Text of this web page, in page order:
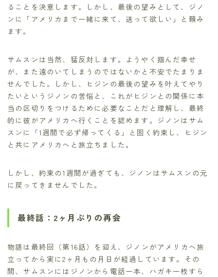
ることを決意します。しかし、最後の望みとして、ジノ
ンに「アメリカまで一緒に来て、送って欲しい」と頼み
ます。
サムスンは当然、猛反対します。ようやく掴んだ幸せ
が、また遠のいてしまうのではないかと不安でたまりま
せんでした。しかし、ヒジンの最後の望みを叶えてやり
たいというジノンの苦悩と、これがヒジンとの関係に本
当の区切りをつけるために必要なことだと理解し、最終
的に彼がアメリカへ行くことを認めます。ジノンはサム
スンに「1週間で必ず帰ってくる」と固く約束し、ヒジン
と共にアメリカへと旅立ちました。
しかし、約束の1週間が過ぎても、ジノンはサムスンの元
に戻ってきませんでした。
最終話：2ヶ月ぶりの再会
物語は最終回（第16話）を迎え、ジノンがアメリカへ旅
立ってから実に2ヶ月もの月日が経過しています。その
間、サムスンにはジノンから電話一本、ハガキ一枚すら